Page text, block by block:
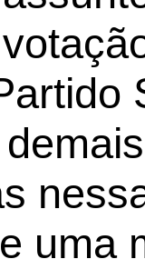
uma